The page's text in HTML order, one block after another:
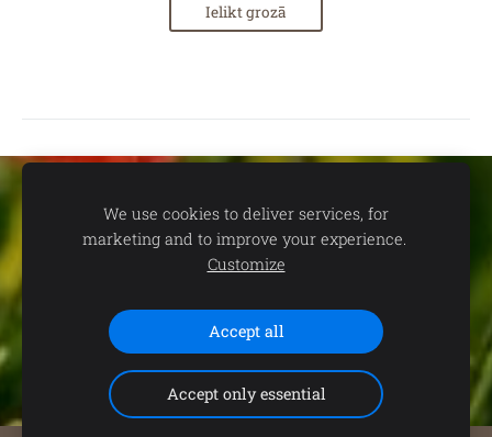
Ielikt grozā
dāvanu un suvenīru veikals TEV:
Aleksandra Čaka ielā 22,
15.00 | Svētdienās un svētku dienās - SLĒGTS 📞Saziņai:
29102646 (+WhatsApp)
We use cookies to deliver services, for
marketing and to improve your experience.
Customize
Accept all
Accept only essential